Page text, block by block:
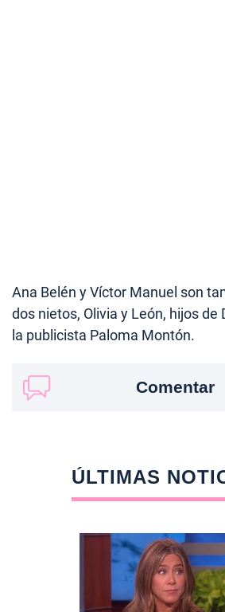
Ana Belén y Víctor Manuel son
dos nietos, Olivia y León, hijos de
la publicista Paloma Montón.
Comentar
ÚLTIMAS